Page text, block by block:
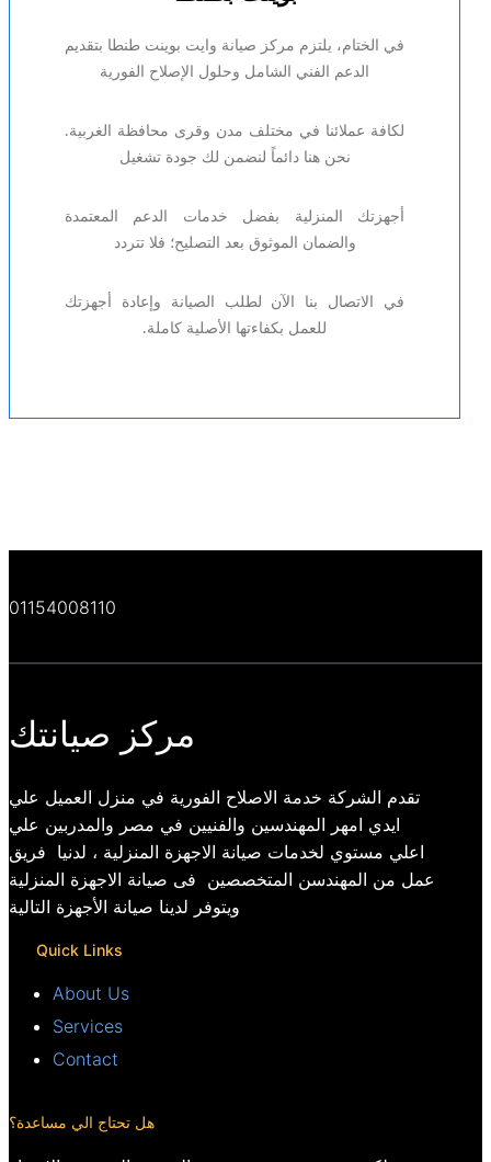
في الختام، يلتزم مركز صيانة وايت بوينت طنطا بتقديم
الدعم الفني الشامل وحلول الإصلاح الفورية
لكافة عملائنا في مختلف مدن وقرى محافظة الغربية.
نحن هنا دائماً لنضمن لك جودة تشغيل
أجهزتك المنزلية بفضل خدمات الدعم المعتمدة
والضمان الموثوق بعد التصليح؛ فلا تتردد
في الاتصال بنا الآن لطلب الصيانة وإعادة أجهزتك
للعمل بكفاءتها الأصلية كاملة.
01154008110
مركز صيانتك
تقدم الشركة خدمة الاصلاح الفورية في منزل العميل علي
ايدي امهر المهندسين والفنيين في مصر والمدربين علي
اعلي مستوي لخدمات صيانة الاجهزة المنزلية ، لدنيا فريق
عمل من المهندسن المتخصصين فى صيانة الاجهزة المنزلية
ويتوفر لدينا صيانة الأجهزة التالية
Quick Links
About Us
Services
Contact
هل تحتاج الي مساعدة؟